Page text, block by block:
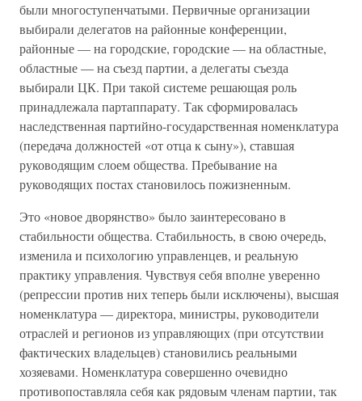
были многоступенчатыми. Первичные организации
выбирали делегатов на районные конференции,
районные — на городские, городские — на областные,
областные — на съезд партии, а делегаты съезда
выбирали ЦК. При такой системе решающая роль
принадлежала партаппарату. Так сформировалась
наследственная партийно-государственная номенклатура
(передача должностей «от отца к сыну»), ставшая
руководящим слоем общества. Пребывание на
руководящих постах становилось пожизненным.
Это «новое дворянство» было заинтересовано в
стабильности общества. Стабильность, в свою очередь,
изменила и психологию управленцев, и реальную
практику управления. Чувствуя себя вполне уверенно
(репрессии против них теперь были исключены), высшая
номенклатура — директора, министры, руководители
отраслей и регионов из управляющих (при отсутствии
фактических владельцев) становились реальными
хозяевами. Номенклатура совершенно очевидно
противопоставляла себя как рядовым членам партии, так